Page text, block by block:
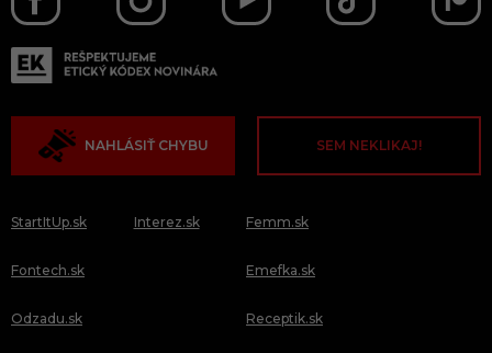
NAHLÁSIŤ CHYBU SEM NEKLIKAJ!
StartItUp.sk
Fontech.sk
Odzadu.sk
Interez.sk Femm.sk
Emefka.sk
Receptik.sk